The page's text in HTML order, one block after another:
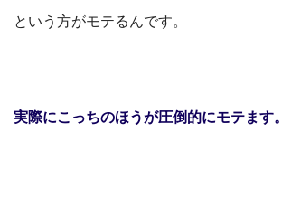
という方がモテるんです。
実際にこっちのほうが圧倒的にモテます。